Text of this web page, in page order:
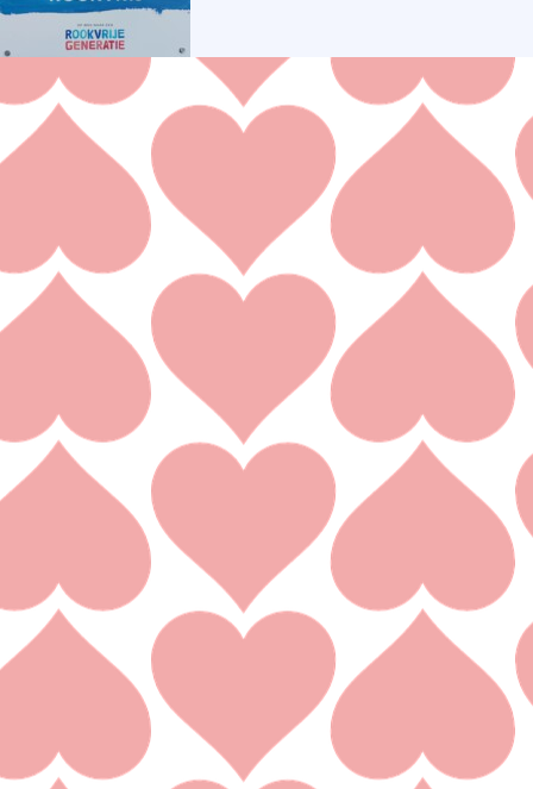
Terug naar de inhoud